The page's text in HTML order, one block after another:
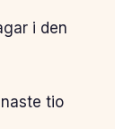
i den
tio